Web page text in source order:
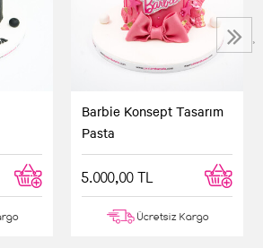
Barbie Konsept Tasarım
Pasta
5.000,00 TL
Ücretsiz Kargo
›